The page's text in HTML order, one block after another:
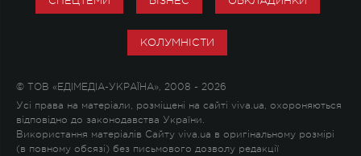
КОЛУМНІСТИ
© ТОВ «ЕДІМЕДІА-УКРАЇНА», 2008 - 2026
Усі права на матеріали, розміщені на сайті viva.ua, охороняються
відповідно до законодавства України.
Використання матеріалів Сайту viva.ua в оригінальному розмірі
(в повному обсязі) без письмового дозволу редакції